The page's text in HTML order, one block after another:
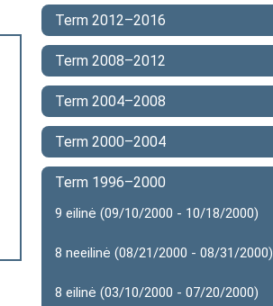
Term 2012–2016
Term 2008–2012
Term 2004–2008
Term 2000–2004
Term 1996–2000
9 eilinė (09/10/2000 - 10/18/2000)
8 neeilinė (08/21/2000 - 08/31/2000)
8 eilinė (03/10/2000 - 07/20/2000)